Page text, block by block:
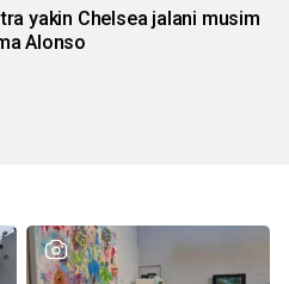
yakin Chelsea jalani musim
Alonso